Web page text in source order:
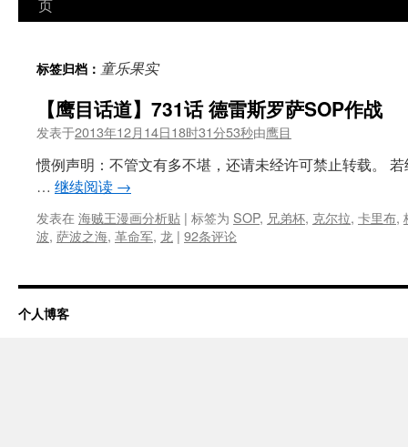
文
页
标签归档： 童乐果实
【鹰目话道】731话 德雷斯罗萨SOP作战
发表于2013年12月14日18时31分53秒由鹰目
惯例声明：不管文有多不堪，还请未经许可禁止转载。
… 继续阅读 →
发表在 海贼王漫画分析贴 | 标签为 SOP, 兄弟杯, 克尔拉, 卡里布,
波, 萨波之海, 革命军, 龙 | 92条评论
个人博客